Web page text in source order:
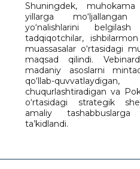
Shuningdek,
yillarga
yo‘nalishlarini
tadqiqotchilar,
muassasalar o‘rtasidagi
maqsad qilindi.
madaniy asoslarni
qo‘llab-
chuqurlashtiradigan va
o‘rtasidagi strategik
amaliy
ta’kidlandi.